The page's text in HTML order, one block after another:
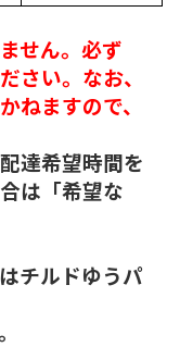
せん。必ず
さい。なお、
ねますので、
達希望時間を
は「希望な
チルドゆうパ